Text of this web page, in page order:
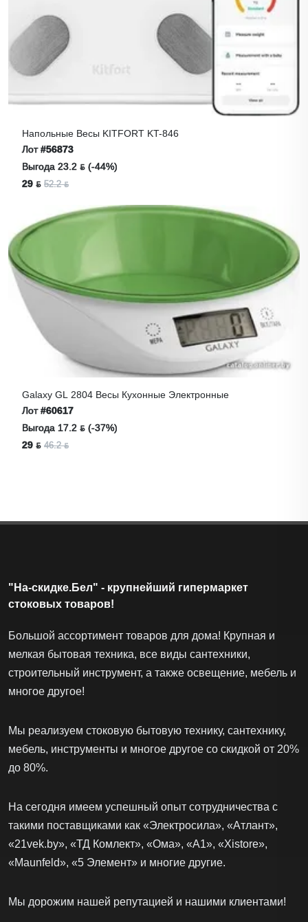
Напольные Весы KITFORT KT-846
Лот#56873
Выгода 23.2 ƃ (-44%)
29 ƃ 52.2 ƃ
Galaxy GL 2804 Весы Кухонные Электронные
Лот#60617
Выгода 17.2 ƃ (-37%)
29 ƃ 46.2 ƃ
"На-скидке.Бел" - крупнейший гипермаркет
стоковых товаров!
Большой ассортимент товаров для дома! Крупная и
мелкая бытовая техника, все виды сантехники,
строительный инструмент, а также освещение, мебель и
многое другое!
Мы реализуем стоковую бытовую технику, сантехнику,
мебель, инструменты и многое другое со скидкой от 20%
до 80%.
На сегодня имеем успешный опыт сотрудничества с
такими поставщиками как «Электросила», «Атлант»,
«21vek.by», «ТД Комлект», «Ома», «А1», «Xistore»,
«Maunfeld», «5 Элемент» и многие другие.
Мы дорожим нашей репутацией и нашими клиентами!